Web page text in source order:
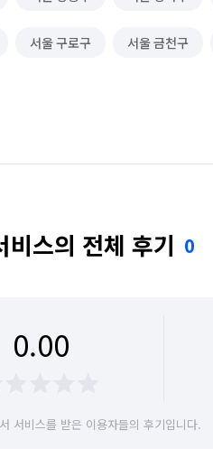
서울 구로구 서울 금천구
비스의 전체 후기 0
0.00
서비스를 받은 이용자들의 후기입니다.